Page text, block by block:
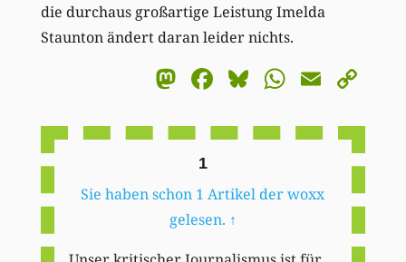
die durchaus großartige Leistung Imelda
Staunton ändert daran leider nichts.
Mastodon
Facebook
BlueskyEmail
1
Sie haben schon 1 Artikel der woxx
gelesen. ↑